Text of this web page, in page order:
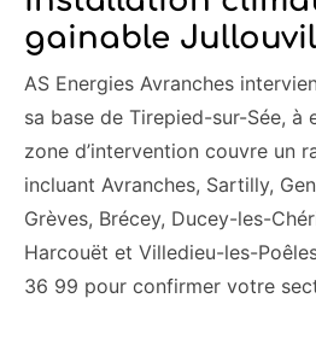
gainable
AS Energies Avranches
sa base de Tirepied-sur-Sée, à
zone d’intervention couvre un
incluant Avranches, Sartilly,
Grèves, Brécey, Ducey-les-
Harcouët et Villedieu-les-
36 99 pour confirmer votre